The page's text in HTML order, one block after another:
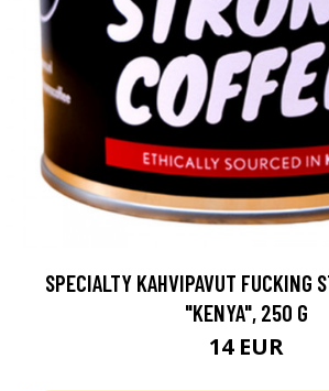
SPECIALTY KAHVIPAVUT FUCKING
"KENYA", 250 G
14 EUR